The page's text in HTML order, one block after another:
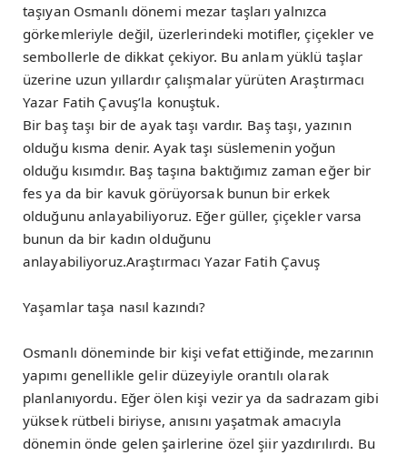
taşıyan Osmanlı dönemi mezar taşları yalnızca
görkemleriyle değil, üzerlerindeki motifler, çiçekler ve
sembollerle de dikkat çekiyor. Bu anlam yüklü taşlar
üzerine uzun yıllardır çalışmalar yürüten Araştırmacı
Yazar Fatih Çavuş’la konuştuk.
Bir baş taşı bir de ayak taşı vardır. Baş taşı, yazının
olduğu kısma denir. Ayak taşı süslemenin yoğun
olduğu kısımdır. Baş taşına baktığımız zaman eğer bir
fes ya da bir kavuk görüyorsak bunun bir erkek
olduğunu anlayabiliyoruz. Eğer güller, çiçekler varsa
bunun da bir kadın olduğunu
anlayabiliyoruz.Araştırmacı Yazar Fatih Çavuş
Yaşamlar taşa nasıl kazındı?
Osmanlı döneminde bir kişi vefat ettiğinde, mezarının
yapımı genellikle gelir düzeyiyle orantılı olarak
planlanıyordu. Eğer ölen kişi vezir ya da sadrazam gibi
yüksek rütbeli biriyse, anısını yaşatmak amacıyla
dönemin önde gelen şairlerine özel şiir yazdırılırdı. Bu